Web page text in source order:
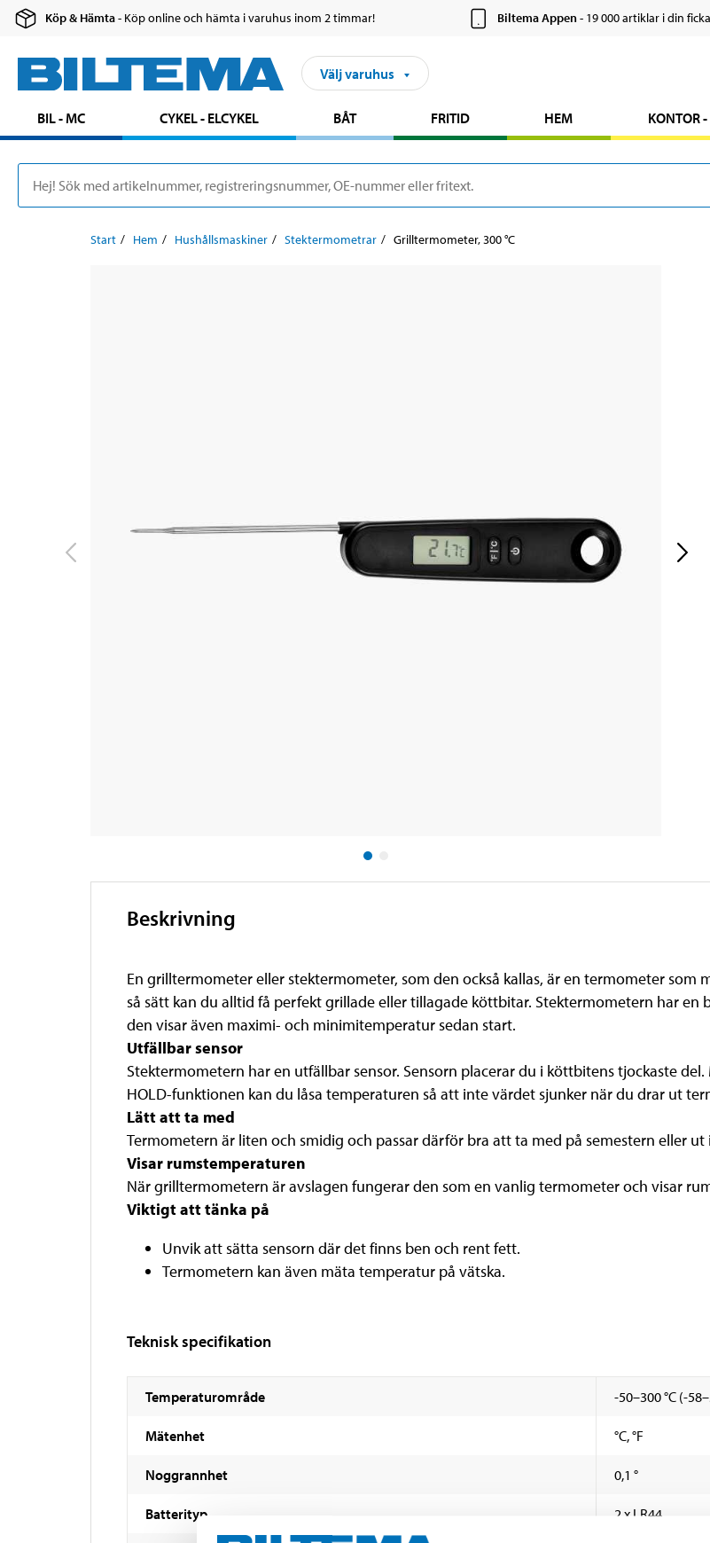
Köp & Hämta- Köp online och hämta i varuhus inom 2 timmar! Biltema Appen- 19 000 artiklar i din
Välj varuhus
BIL - MC CYKEL - ELCYKEL BÅT FRITID HEM KONTOR
Start Hem Hushållsmaskiner Stektermometrar Grilltermometer, 300 °C
Beskrivning
En grilltermometer eller stektermometer, som den också kallas, är en termometer
så sätt kan du alltid få perfekt grillade eller tillagade köttbitar. Stektermometern har en
den visar även maximi- och minimitemperatur sedan start.
Utfällbar sensor
Stektermometern har en utfällbar sensor. Sensorn placerar du i köttbitens tjockaste
HOLD-funktionen kan du låsa temperaturen så att inte värdet sjunker när du drar ut
Lätt att ta med
Termometern är liten och smidig och passar därför bra att ta med på semestern eller
Visar rumstemperaturen
När grilltermometern är avslagen fungerar den som en vanlig termometer och visar
Viktigt att tänka på
Unvik att sätta sensorn där det finns ben och rent fett.
Termometern kan även mäta temperatur på vätska.
Teknisk specifikation
Temperaturområde -50–300 °C (-
Mätenhet °C, °F
Noggrannhet 0,1 °
Batterityp 2 x LR44